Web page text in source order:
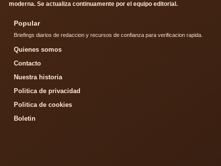
moderna. Se actualiza continuamente por el equipo editorial.
Popular
Briefings diarios de redaccion y recursos de confianza para verificacion rapida.
Quienes somos
Contacto
Nuestra historia
Politica de privacidad
Politica de cookies
Boletin